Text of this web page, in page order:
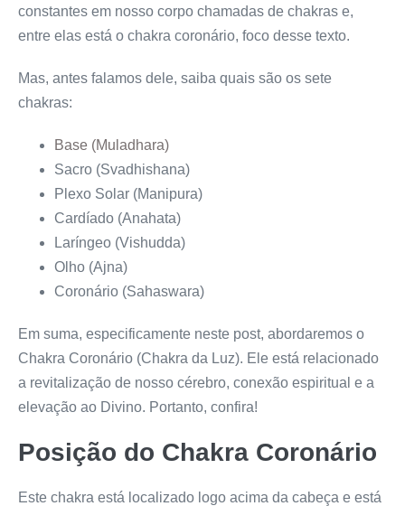
constantes em nosso corpo chamadas de chakras e,
entre elas está o chakra coronário, foco desse texto.
Mas, antes falamos dele, saiba quais são os sete
chakras:
Base (Muladhara)
Sacro (Svadhishana)
Plexo Solar (Manipura)
Cardíado (Anahata)
Laríngeo (Vishudda)
Olho (Ajna)
Coronário (Sahaswara)
Em suma, especificamente neste post, abordaremos o
Chakra Coronário (Chakra da Luz). Ele está relacionado
a revitalização de nosso cérebro, conexão espiritual e a
elevação ao Divino. Portanto, confira!
Posição do Chakra Coronário
Este chakra está localizado logo acima da cabeça e está